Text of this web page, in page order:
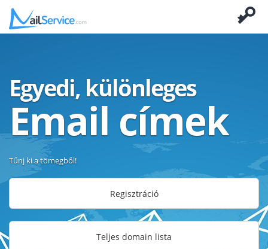
Egyedi, különleges
Email címek
Tűnj ki a tömegből!
Regisztráció
Teljes domain lista